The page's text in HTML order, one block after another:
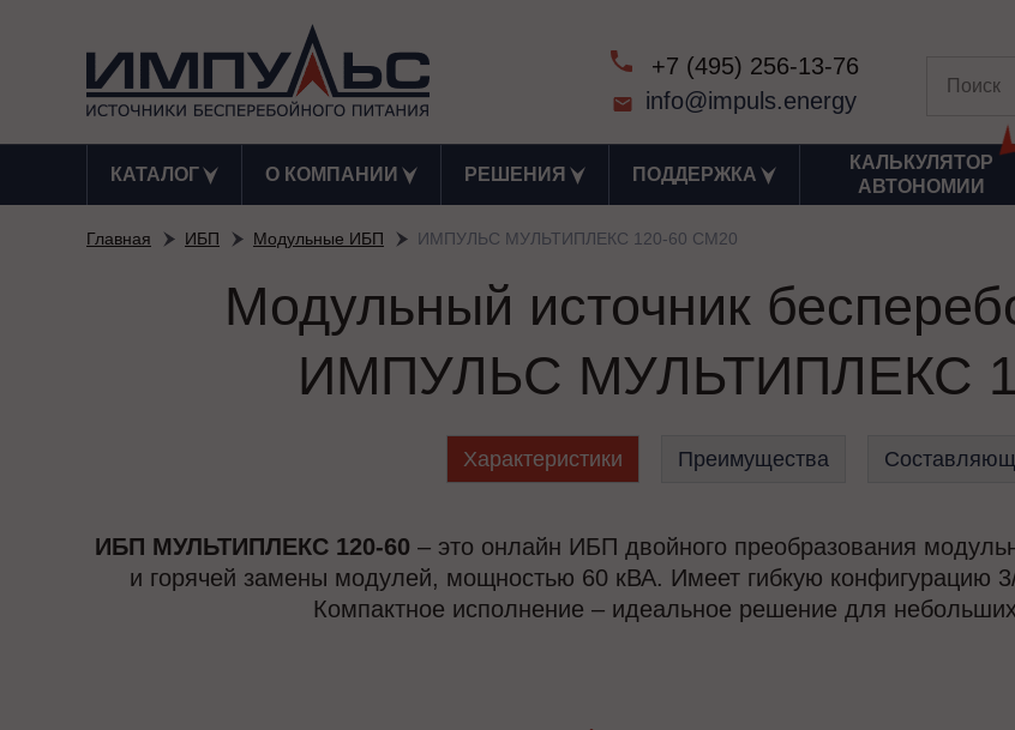
+7 (495) 256-13-76
info@impuls.energy
КАТАЛОГ О КОМПАНИИ РЕШЕНИЯ ПОДДЕРЖКА
КАЛЬКУЛЯТОР
АВТОНОМИИ
Главная ИБП Модульные ИБП ИМПУЛЬС МУЛЬТИПЛЕКС 120-60 СМ20
Модульный источник
ИМПУЛЬС МУЛЬТИПЛЕКС
Характеристики Преимущества
ИБП МУЛЬТИПЛЕКС 120-60 – это онлайн ИБП двойного преобразования
и горячей замены модулей, мощностью 60 кВА. Имеет гибкую конфигурацию
Компактное исполнение – идеальное решение для